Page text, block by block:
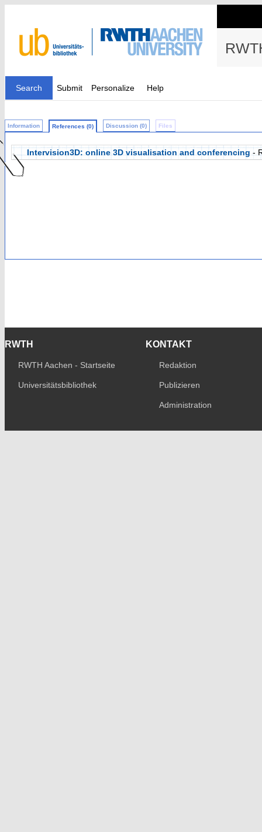
Search Submit Personalize Help
Information References (0) Discussion (0) Files
Intervision3D: online 3D visualisation and conferencing -
RWTH
RWTH Aachen - Startseite
Universitätsbibliothek
KONTAKT
Redaktion
Publizieren
Administration